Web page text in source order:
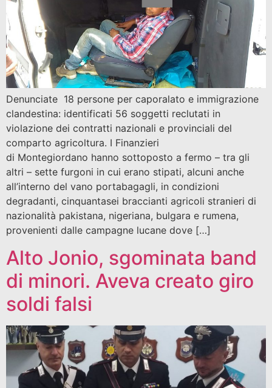
Denunciate 18 persone per caporalato e immigrazione
clandestina: identificati 56 soggetti reclutati in
violazione dei contratti nazionali e provinciali del
comparto agricoltura. I Finanzieri
di Montegiordano hanno sottoposto a fermo – tra gli
altri – sette furgoni in cui erano stipati, alcuni anche
all’interno del vano portabagagli, in condizioni
degradanti, cinquantasei braccianti agricoli stranieri di
nazionalità pakistana, nigeriana, bulgara e rumena,
provenienti dalle campagne lucane dove […]
Alto Jonio, sgominata band
di minori. Aveva creato giro
soldi falsi